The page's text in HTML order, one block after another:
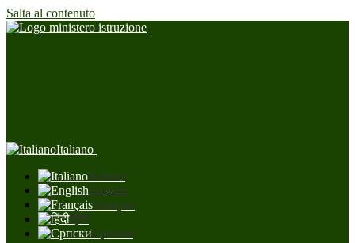
Salta al contenuto
Italiano
Italiano
English
Français
हिंदी
Српски